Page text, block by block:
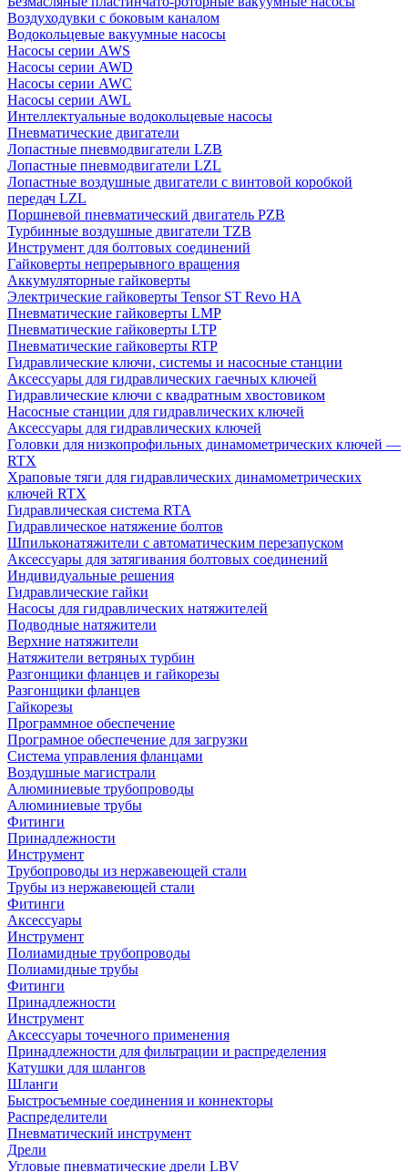
Воздуходувки с боковым каналом
Водокольцевые вакуумные насосы
Насосы серии AWS
Насосы серии AWD
Насосы серии AWC
Насосы серии AWL
Интеллектуальные водокольцевые насосы
Пневматические двигатели
Лопастные пневмодвигатели LZB
Лопастные пневмодвигатели LZL
Лопастные воздушные двигатели с винтовой коробкой
передач LZL
Поршневой пневматический двигатель PZB
Турбинные воздушные двигатели TZB
Инструмент для болтовых соединений
Гайковерты непрерывного вращения
Аккумуляторные гайковерты
Электрические гайковерты Tensor ST Revo HA
Пневматические гайковерты LMP
Пневматические гайковерты LTP
Пневматические гайковерты RTP
Гидравлические ключи, системы и насосные станции
Аксессуары для гидравлических гаечных ключей
Гидравлические ключи с квадратным хвостовиком
Насосные станции для гидравлических ключей
Аксессуары для гидравлических ключей
Головки для низкопрофильных динамометрических ключей —
RTX
Храповые тяги для гидравлических динамометрических
ключей RTX
Гидравлическая система RTA
Гидравлическое натяжение болтов
Шпильконатяжители с автоматическим перезапуском
Аксессуары для затягивания болтовых соединений
Индивидуальные решения
Гидравлические гайки
Насосы для гидравлических натяжителей
Подводные натяжители
Верхние натяжители
Натяжители ветряных турбин
Разгонщики фланцев и гайкорезы
Разгонщики фланцев
Гайкорезы
Программное обеспечение
Програмное обеспечение для загрузки
Система управления фланцами
Воздушные магистрали
Алюминиевые трубопроводы
Алюминиевые трубы
Фитинги
Принадлежности
Инструмент
Трубопроводы из нержавеющей стали
Трубы из нержавеющей стали
Фитинги
Аксессуары
Инструмент
Полиамидные трубопроводы
Полиамидные трубы
Фитинги
Принадлежности
Инструмент
Аксессуары точечного применения
Принадлежности для фильтрации и распределения
Катушки для шлангов
Шланги
Быстросъемные соединения и коннекторы
Распределители
Пневматический инструмент
Дрели
Угловые пневматические дрели LBV